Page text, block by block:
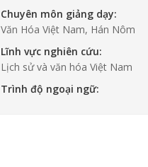
Chuyên môn giảng dạy:
Văn Hóa Việt Nam, Hán Nôm
Lĩnh vực nghiên cứu:
Lịch sử và văn hóa Việt Nam
Trình độ ngoại ngữ: